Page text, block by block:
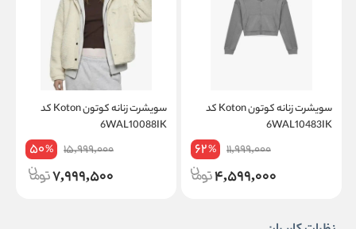
سویشرت زنانه کوتون Koton کد
6WAL10483IK
11,999,000
62%
4,599,000
سویشرت زنانه کوتون Koton کد
6WAL10088IK
15,999,000
50%
7,999,500